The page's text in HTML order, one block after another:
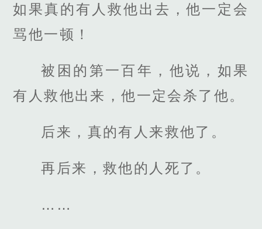
如果真的有人救他出去，他一定会
骂他一顿！
被困的第一百年，他说，如果
有人救他出来，他一定会杀了他。
后来，真的有人来救他了。
再后来，救他的人死了。
……